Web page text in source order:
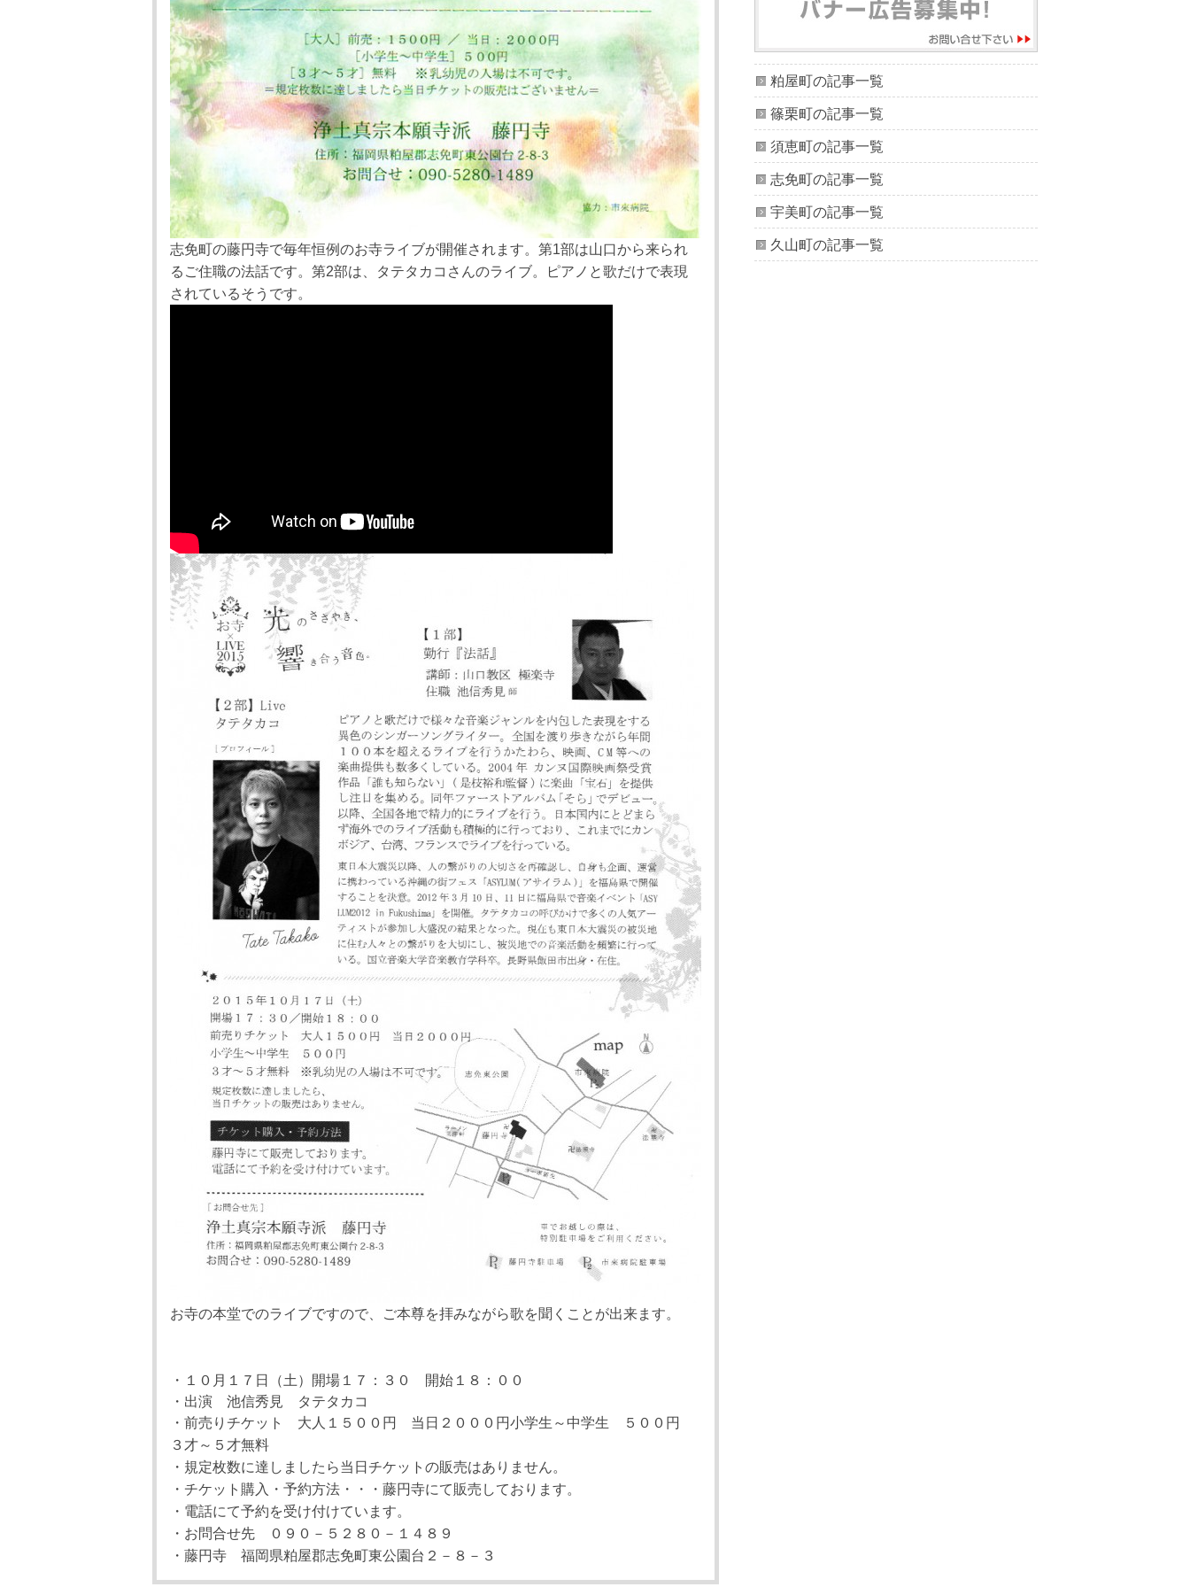
志免町の藤円寺で毎年恒例のお寺ライブが開催されます。第1部は山口から来られ
るご住職の法話です。第2部は、タテタカコさんのライブ。ピアノと歌だけで表現
されているそうです。
お寺の本堂でのライブですので、ご本尊を拝みながら歌を聞くことが出来ます。
・１０月１７日（土）開場１７：３０ 開始１８：００
・出演 池信秀見 タテタカコ
・前売りチケット 大人１５００円 当日２０００円小学生～中学生 ５００円
３才～５才無料
・規定枚数に達しましたら当日チケットの販売はありません。
・チケット購入・予約方法・・・藤円寺にて販売しております。
・電話にて予約を受け付けています。
・お問合せ先 ０９０－５２８０－１４８９
・藤円寺 福岡県粕屋郡志免町東公園台２－８－３
粕屋町の記事一覧
篠栗町の記事一覧
須恵町の記事一覧
志免町の記事一覧
宇美町の記事一覧
久山町の記事一覧